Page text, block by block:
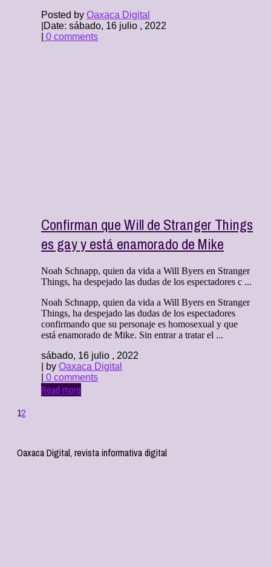
Posted by Oaxaca Digital
Date: sábado, 16 julio , 2022
0 comments
Confirman que Will de Stranger Things
es gay y está enamorado de Mike
Noah Schnapp, quien da vida a Will Byers en Stranger
Things, ha despejado las dudas de los espectadores c ...
Noah Schnapp, quien da vida a Will Byers en Stranger
Things, ha despejado las dudas de los espectadores
confirmando que su personaje es homosexual y que
está enamorado de Mike. Sin entrar a tratar el ...
sábado, 16 julio , 2022
| by Oaxaca Digital
0 comments
Read more
12
Oaxaca Digital, revista informativa digital